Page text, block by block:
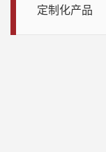
定制化产品